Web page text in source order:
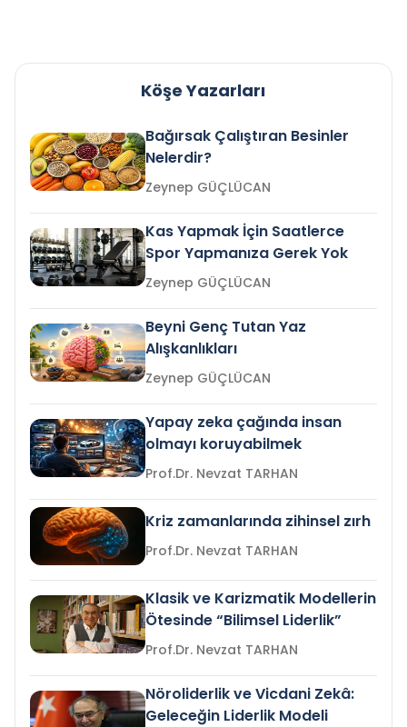
Köşe Yazarları
Bağırsak Çalıştıran Besinler
Nelerdir?
Zeynep GÜÇLÜCAN
Kas Yapmak İçin Saatlerce
Spor Yapmanıza Gerek Yok
Zeynep GÜÇLÜCAN
Beyni Genç Tutan Yaz
Alışkanlıkları
Zeynep GÜÇLÜCAN
Yapay zeka çağında insan
olmayı koruyabilmek
Prof.Dr. Nevzat TARHAN
Kriz zamanlarında zihinsel zırh
Prof.Dr. Nevzat TARHAN
Klasik ve Karizmatik Modellerin
Ötesinde “Bilimsel Liderlik”
Prof.Dr. Nevzat TARHAN
Nöroliderlik ve Vicdani Zekâ:
Geleceğin Liderlik Modeli